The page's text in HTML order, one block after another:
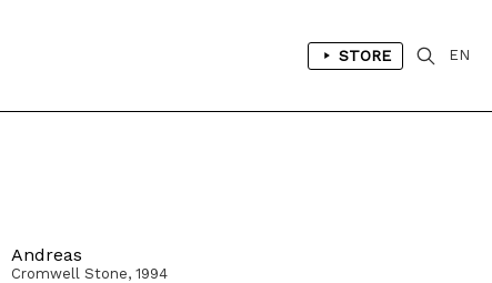
STORE EN
Andreas
Cromwell Stone, 1994